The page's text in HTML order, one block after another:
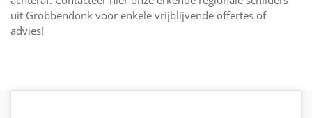
uit Grobbendonk voor enkele vrijblijvende offertes of
advies!